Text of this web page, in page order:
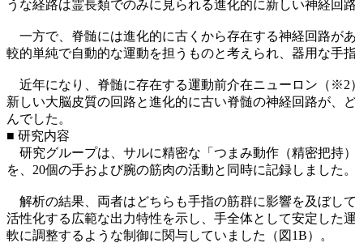
うな経路は霊長類でのみに見られる進化的に新しい神経回
一方で、脊髄には進化的に古くから存在する神経回路が
較的単純で自動的な運動を担うものと考えられ、器用な手
近年になり、脊髄に存在する運動前介在ニューロン（※2
新しい大脳皮質の回路と進化的に古い脊髄の神経回路が、
んでした。
■ 研究内容
研究グループは、サルに精密な「つまみ動作（精密把持
を、20個の手および腕の筋肉の活動と同時に記録しました。
解析の結果、両者はどちらも手指の筋群に影響を及ぼし
活性化する広範な出力特性を示し、手全体として安定した
軟に調整するような制御に関与していました（図1B）。